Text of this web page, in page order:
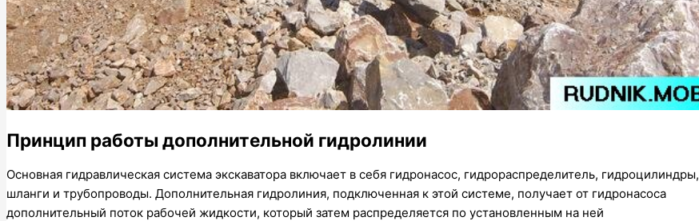
Принцип работы дополнительной гидролинии
Основная гидравлическая система экскаватора включает в себя гидронасос, гидрораспределитель, гидроцилиндры,
шланги и трубопроводы. Дополнительная гидролиния, подключенная к этой системе, получает от гидронасоса
дополнительный поток рабочей жидкости, который затем распределяется по установленным на ней